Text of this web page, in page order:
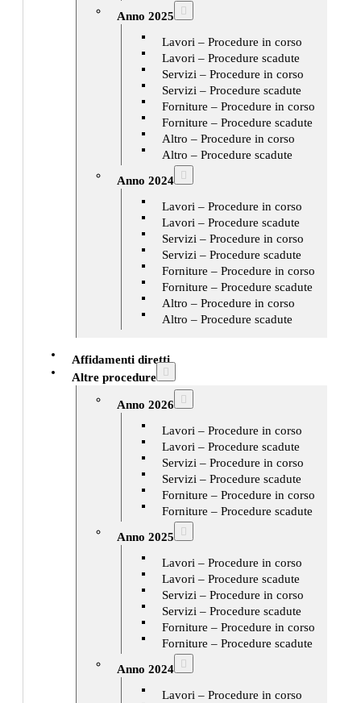
Anno 2025
Lavori – Procedure in corso
Lavori – Procedure scadute
Servizi – Procedure in corso
Servizi – Procedure scadute
Forniture – Procedure in corso
Forniture – Procedure scadute
Altro – Procedure in corso
Altro – Procedure scadute
Anno 2024
Lavori – Procedure in corso
Lavori – Procedure scadute
Servizi – Procedure in corso
Servizi – Procedure scadute
Forniture – Procedure in corso
Forniture – Procedure scadute
Altro – Procedure in corso
Altro – Procedure scadute
Affidamenti diretti
Altre procedure
Anno 2026
Lavori – Procedure in corso
Lavori – Procedure scadute
Servizi – Procedure in corso
Servizi – Procedure scadute
Forniture – Procedure in corso
Forniture – Procedure scadute
Anno 2025
Lavori – Procedure in corso
Lavori – Procedure scadute
Servizi – Procedure in corso
Servizi – Procedure scadute
Forniture – Procedure in corso
Forniture – Procedure scadute
Anno 2024
Lavori – Procedure in corso